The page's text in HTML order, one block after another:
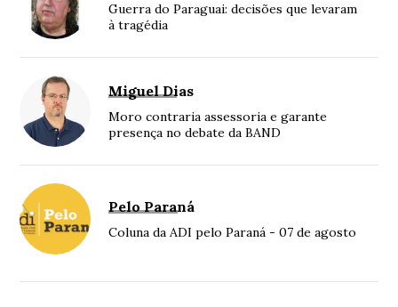
Guerra do Paraguai: decisões que levaram
à tragédia
Miguel Dias
Moro contraria assessoria e garante
presença no debate da BAND
Pelo Paraná
Coluna da ADI pelo Paraná - 07 de agosto